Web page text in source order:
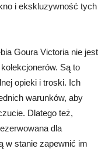
i ekskluzywność tych
Goura Victoria nie jest
Są to
opieki i troski. Ich
warunków, aby
Dlatego też,
dla
w stanie zapewnić im